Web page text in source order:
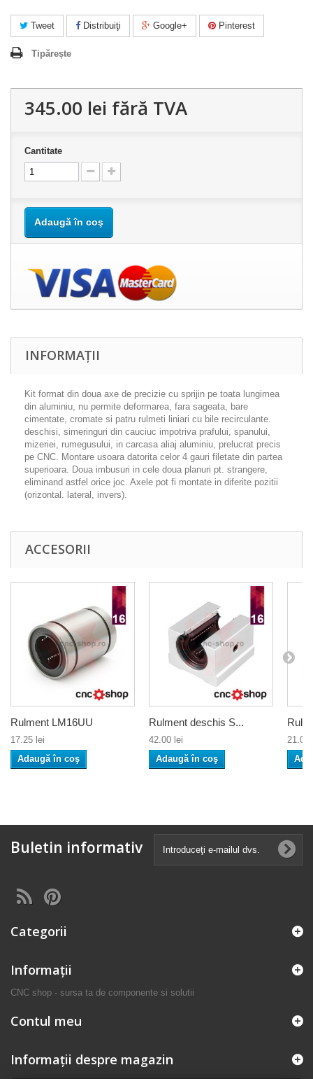
Tweet Distribuiţi Google+ Pinterest
Tipărește
345.00 lei fără TVA
Cantitate
Adaugă în coş
INFORMAȚII
Kit format din doua axe de precizie cu sprijin pe toata lungimea
din aluminiu, nu permite deformarea, fara sageata, bare
cimentate, cromate si patru rulmeti liniari cu bile recirculante.
deschisi, simeringuri din cauciuc impotriva prafului, spanului,
mizeriei, rumegusului, in carcasa aliaj aluminiu, prelucrat precis
pe CNC. Montare usoara datorita celor 4 gauri filetate din partea
superioara. Doua imbusuri in cele doua planuri pt. strangere,
eliminand astfel orice joc. Axele pot fi montate in diferite pozitii
(orizontal. lateral, invers).
ACCESORII
Rulment LM16UU
17.25 lei
Adaugă în coş
Rulment deschis S...
42.00 lei
Adaugă în coş
21.00
Buletin informativ
Categorii
Informaţii
CNC shop - sursa ta de componente si solutii
Contul meu
Informații despre magazin